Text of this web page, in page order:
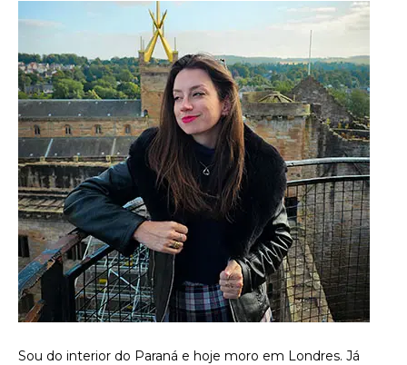
Sou do interior do Paraná e hoje moro em Londres. Já